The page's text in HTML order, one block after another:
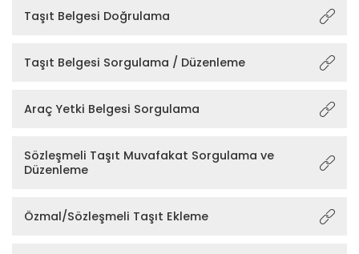
Taşıt Belgesi Doğrulama
Taşıt Belgesi Sorgulama / Düzenleme
Araç Yetki Belgesi Sorgulama
Sözleşmeli Taşıt Muvafakat Sorgulama ve
Düzenleme
Özmal/Sözleşmeli Taşıt Ekleme